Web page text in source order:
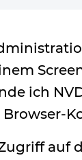
ich
Browser-
auf